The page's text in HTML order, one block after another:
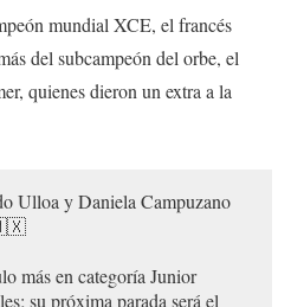
mundial XCE, el francés
del subcampeón del orbe, el
quienes dieron un extra a la
Ulloa y Daniela Campuzano
más en categoría Junior
su próxima parada será el